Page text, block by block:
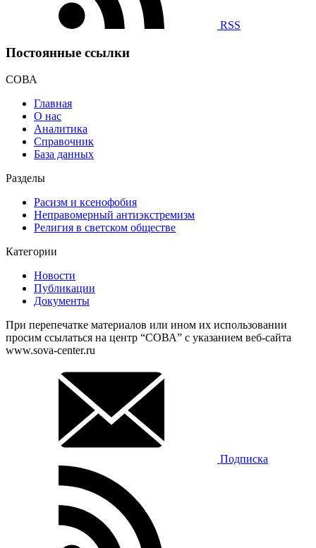
RSS
Постоянные ссылки
СОВА
Главная
О нас
Аналитика
Справочник
База данных
Разделы
Расизм и ксенофобия
Неправомерный антиэкстремизм
Религия в светском обществе
Категории
Новости
Публикации
Документы
При перепечатке материалов или ином их использовании
просим ссылаться на центр “СОВА” с указанием веб-сайта
www.sova-center.ru
Подписка